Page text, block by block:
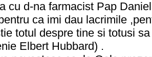
cu d-na farmacist Pap
ca imi dau lacrimile
totul despre tine si totusi
Elbert Hubbard) .